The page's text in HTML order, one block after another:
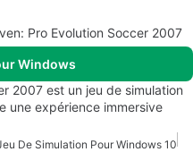
Pro Evolution Soccer 2007
Windows
2007 est un jeu de simulation
une expérience immersive
De Simulation Pour Windows 10